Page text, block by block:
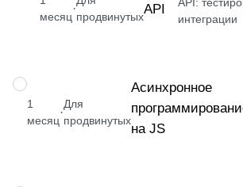
месяц
·
продвинутыхAPI
интеграции
НАВЫК
1
месяц
·
Для
продвинутых
Асинхронное
на JS